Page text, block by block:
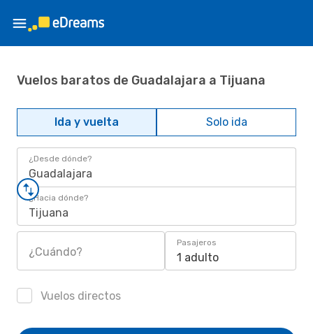
Vuelos baratos de Guadalajara a Tijuana
Ida y vuelta Solo ida
¿Desde dónde?
Guadalajara
¿Hacia dónde?
Tijuana
¿Cuándo?
Pasajeros
1 adulto
Vuelos directos